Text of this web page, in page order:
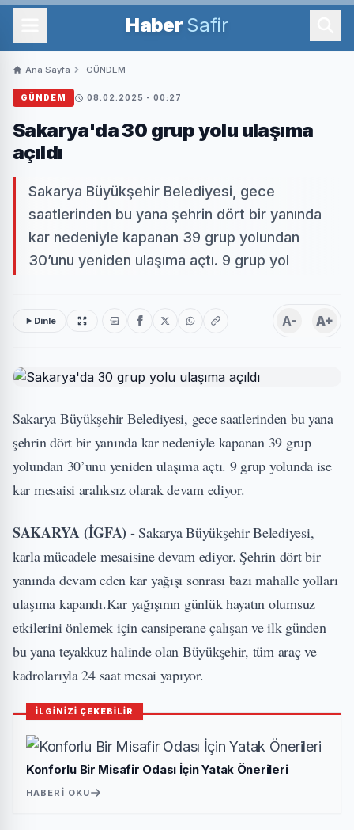
Haber Safir
Ana Sayfa GÜNDEM
GÜNDEM 08.02.2025 - 00:27
Sakarya'da 30 grup yolu ulaşıma
açıldı
Sakarya Büyükşehir Belediyesi, gece
saatlerinden bu yana şehrin dört bir yanında
kar nedeniyle kapanan 39 grup yolundan
30’unu yeniden ulaşıma açtı. 9 grup yol
Dinle A- A+
Sakarya Büyükşehir Belediyesi, gece saatlerinden bu yana
şehrin dört bir yanında kar nedeniyle kapanan 39 grup
yolundan 30’unu yeniden ulaşıma açtı. 9 grup yolunda ise
kar mesaisi aralıksız olarak devam ediyor.
SAKARYA (İGFA) -Sakarya Büyükşehir Belediyesi,
karla mücadele mesaisine devam ediyor. Şehrin dört bir
yanında devam eden kar yağışı sonrası bazı mahalle yolları
ulaşıma kapandı.Kar yağışının günlük hayatın olumsuz
etkilerini önlemek için cansiperane çalışan ve ilk günden
bu yana teyakkuz halinde olan Büyükşehir, tüm araç ve
kadrolarıyla 24 saat mesai yapıyor.
İLGİNİZİ ÇEKEBİLİR
Konforlu Bir Misafir Odası İçin Yatak Önerileri
HABERI OKU